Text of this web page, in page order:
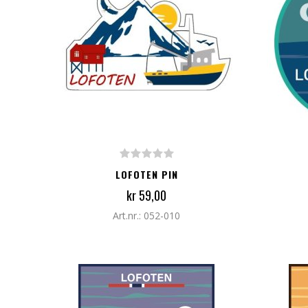
LEGG TIL I HANDLEKURV
LOFOTEN PIN
kr 59,00
Art.nr.: 052-010